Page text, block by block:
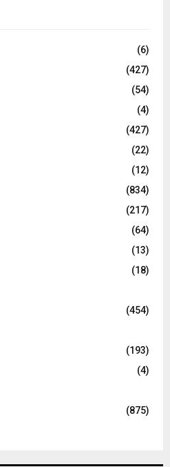
C
(6)
(427)
(54)
(4)
(427)
(22)
(12)
(834)
(217)
(64)
(13)
(18)
(454)
(193)
(4)
(875)